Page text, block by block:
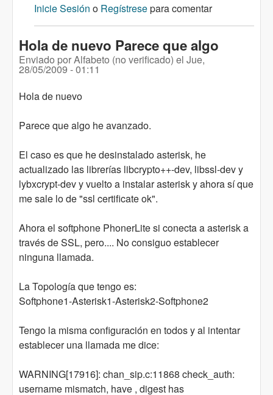
Inicie Sesión o Regístresepara comentar
Hola de nuevo Parece que algo
Enviado porAlfabeto (no verificado) el Jue,
28/05/2009 - 01:11
Hola de nuevo
Parece que algo he avanzado.
El caso es que he desinstalado asterisk, he
actualizado las librerías libcrypto++-dev, libssl-dev y
lybxcrypt-dev y vuelto a instalar asterisk y ahora sí que
me sale lo de "ssl certificate ok".
Ahora el softphone PhonerLite si conecta a asterisk a
través de SSL, pero.... No consiguo establecer
ninguna llamada.
La Topología que tengo es:
Softphone1-Asterisk1-Asterisk2-Softphone2
Tengo la misma configuración en todos y al intentar
establecer una llamada me dice:
WARNING[17916]: chan_sip.c:11868 check_auth:
username mismatch, have , digest has